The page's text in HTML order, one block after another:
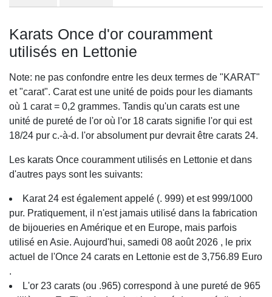
Karats Once d'or couramment
utilisés en Lettonie
Note: ne pas confondre entre les deux termes de "KARAT"
et "carat". Carat est une unité de poids pour les diamants
où 1 carat = 0,2 grammes. Tandis qu'un carats est une
unité de pureté de l'or où l'or 18 carats signifie l'or qui est
18/24 pur c.-à-d. l'or absolument pur devrait être carats 24.
Les karats Once couramment utilisés en Lettonie et dans
d'autres pays sont les suivants:
Karat 24 est également appelé (. 999) et est 999/1000
pur. Pratiquement, il n'est jamais utilisé dans la fabrication
de bijoueries en Amérique et en Europe, mais parfois
utilisé en Asie. Aujourd'hui, samedi 08 août 2026 , le prix
actuel de l'Once 24 carats en Lettonie est de 3,756.89 Euro
.
L'or 23 carats (ou .965) correspond à une pureté de 965